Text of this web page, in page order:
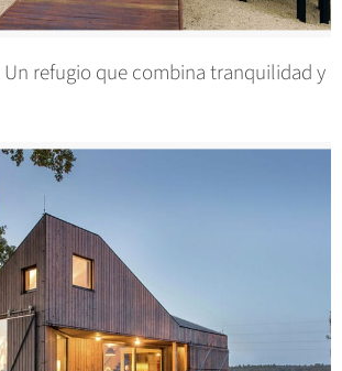
Un refugio que combina tranquilidad y